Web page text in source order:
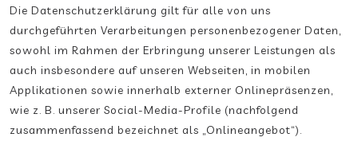
Die Datenschutzerklärung gilt für alle von uns
durchgeführten Verarbeitungen personenbezogener Daten,
sowohl im Rahmen der Erbringung unserer Leistungen als
auch insbesondere auf unseren Webseiten, in mobilen
Applikationen sowie innerhalb externer Onlinepräsenzen,
wie z. B. unserer Social-Media-Profile (nachfolgend
zusammenfassend bezeichnet als „Onlineangebot“).